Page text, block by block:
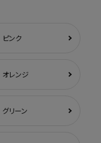
ピンク
オレンジ
グリーン